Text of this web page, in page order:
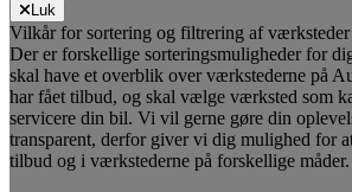
Luk
Vilkår for sortering og filtrering af værksteder
Der er forskellige sorteringsmuligheder for
skal have et overblik over værkstederne på
har fået tilbud, og skal vælge værksted som
servicere din bil. Vi vil gerne gøre din
transparent, derfor giver vi dig mulighed for
tilbud og i værkstederne på forskellige måder.